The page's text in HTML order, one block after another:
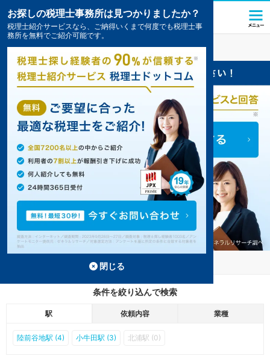
美里の税理士・会計事務所の一覧3件掲載中
美里の事務所が3件見つかりました。
条件を絞り込んで検索
駅 依頼内容 業種
陸前谷地駅 (4) 小牛田駅 (3) 北浦駅 (0)
お探しの税理士事務所は見つかりましたか？
税理士紹介サービスなら、ご納得いくまで何度でも税理士事
務所を無料でご紹介可能です。
閉じる